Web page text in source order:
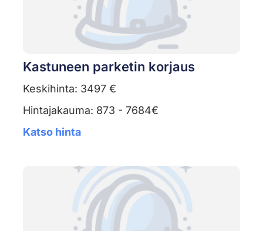
Kastuneen parketin korjaus
Keskihinta: 3497 €
Hintajakauma: 873 - 7684€
Katso hinta